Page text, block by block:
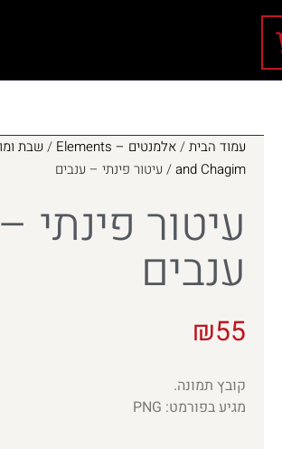
עמוד הבית/אלמנטים – Elements /
and Chagim/ עיטור פינתי – ענבים
עיטור פינתי –
ענבים
₪55
קובץ תמונה.
מגיע בפורמט: PNG